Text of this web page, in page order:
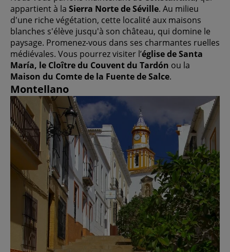
appartient à la Sierra Norte de Séville. Au milieu
d'une riche végétation, cette localité aux maisons
blanches s'élève jusqu'à son château, qui domine le
paysage. Promenez-vous dans ses charmantes ruelles
médiévales. Vous pourrez visiter l’église de Santa
María, le Cloître du Couvent du Tardón ou la
Maison du Comte de la Fuente de Salce.
Montellano